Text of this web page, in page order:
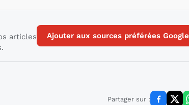
articles
Ajouter aux sources préférées Google
Partager sur :